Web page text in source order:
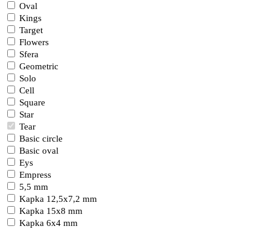
Oval
Kings
Target
Flowers
Sfera
Geometric
Solo
Cell
Square
Star
Tear
Basic circle
Basic oval
Eys
Empress
5,5 mm
Kapka 12,5x7,2 mm
Kapka 15x8 mm
Kapka 6x4 mm